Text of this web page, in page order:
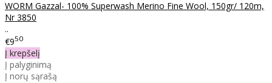
WORM Gazzal- 100% Superwash Merino Fine Wool, 150gr/ 120m,
Nr 3850
..
€950
Į krepšelį
Į palyginimą
Į norų sąrašą